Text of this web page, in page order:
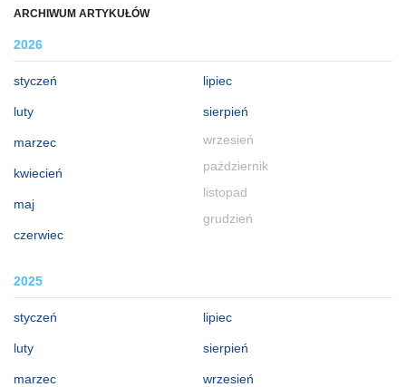
ARCHIWUM ARTYKUŁÓW
2026
styczeń
luty
marzec
kwiecień
maj
czerwiec
lipiec
sierpień
wrzesień
październik
listopad
grudzień
2025
styczeń
luty
marzec
lipiec
sierpień
wrzesień